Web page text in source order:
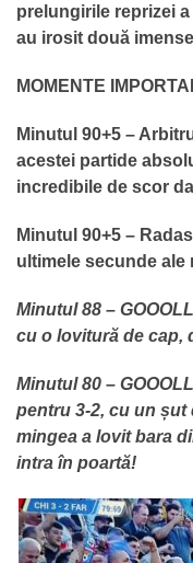
prelungirile reprizei
au irosit două
MOMENTE
Minutul 90+5 –
acestei partide
incredibile de scor
Minutul 90+5 –
ultimele secunde ale
Minutul 88 –
cu o lovitură de cap,
Minutul 80 –
pentru 3-2, cu un șut
mingea a lovit bara
intra în poartă!